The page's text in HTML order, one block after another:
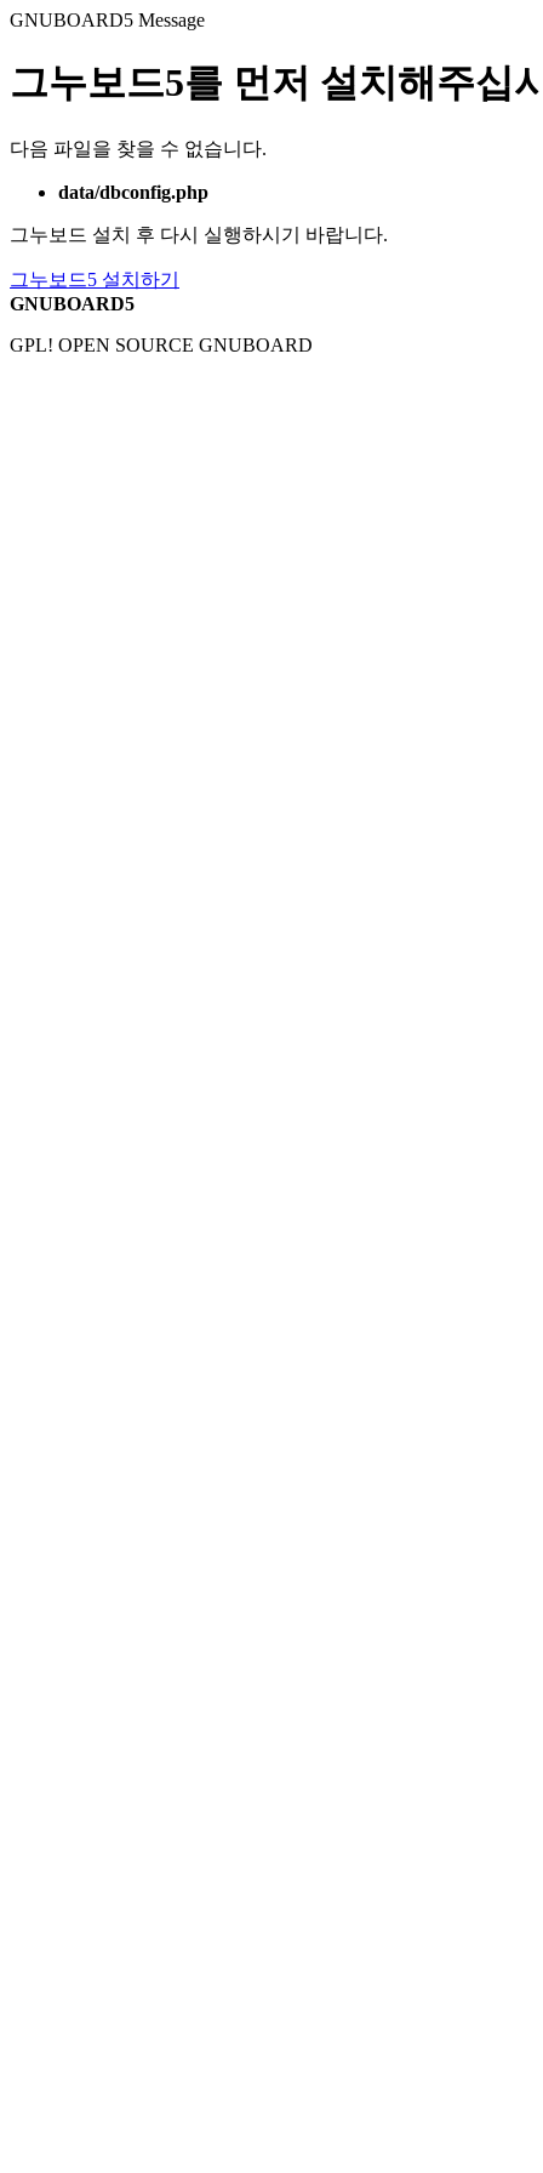
GNUBOARD5 Message
그누보드5를 먼저 설치해주십
다음 파일을 찾을 수 없습니다.
data/dbconfig.php
그누보드 설치 후 다시 실행하시기 바랍니다.
그누보드5 설치하기
GNUBOARD5
GPL! OPEN SOURCE GNUBOARD